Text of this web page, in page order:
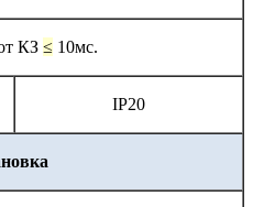
КЗ ≤ 10мс.
IP20